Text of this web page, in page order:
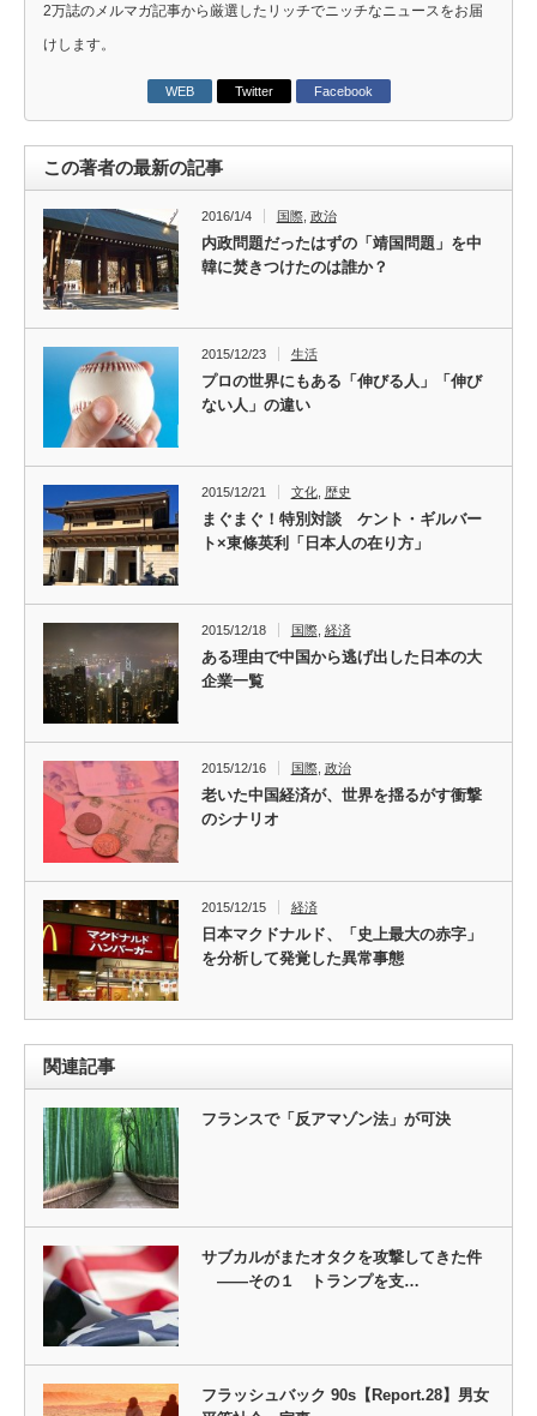
2万誌のメルマガ記事から厳選したリッチでニッチなニュースをお届
けします。
WEB Twitter Facebook
この著者の最新の記事
2016/1/4 国際, 政治
内政問題だったはずの「靖国問題」を中
韓に焚きつけたのは誰か？
2015/12/23 生活
プロの世界にもある「伸びる人」「伸び
ない人」の違い
2015/12/21 文化, 歴史
まぐまぐ！特別対談 ケント・ギルバー
ト×東條英利「日本人の在り方」
2015/12/18 国際, 経済
ある理由で中国から逃げ出した日本の大
企業一覧
2015/12/16 国際, 政治
老いた中国経済が、世界を揺るがす衝撃
のシナリオ
2015/12/15 経済
日本マクドナルド、「史上最大の赤字」
を分析して発覚した異常事態
関連記事
フランスで「反アマゾン法」が可決
サブカルがまたオタクを攻撃してきた件
——その１ トランプを支…
フラッシュバック 90s【Report.28】男女